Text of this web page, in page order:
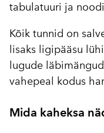
tabulatuuri ja
Kõik tunnid on
lisaks ligipääsu
lugude
vahepeal kodus
Mida kaheksa